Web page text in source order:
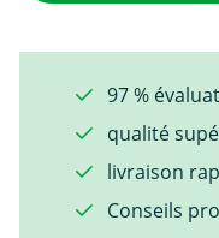
97 %
qualité
livraison
Conseils pro